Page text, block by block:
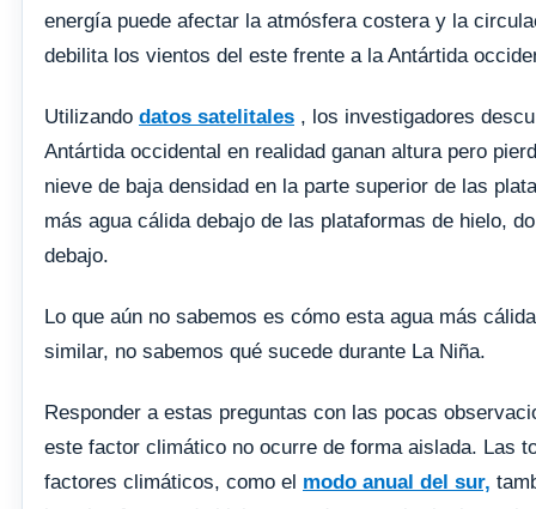
energía puede afectar la atmósfera costera y la
debilita los vientos del este frente a la Antártida
Utilizando datos satelitales , los investigadores
Antártida occidental en realidad ganan altura pero
nieve de baja densidad en la parte superior de las
más agua cálida debajo de las plataformas de hielo,
debajo.
Lo que aún no sabemos es cómo esta agua más
similar, no sabemos qué sucede durante La Niña.
Responder a estas preguntas con las pocas
este factor climático no ocurre de forma aislada. Las
factores climáticos, como el modo anual del sur,